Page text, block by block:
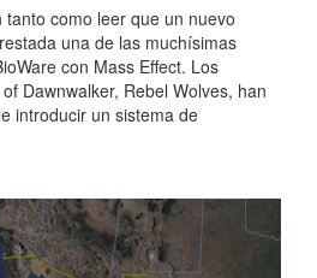
como leer que un nuevo
una de las muchísimas
con Mass Effect. Los
Dawnwalker, Rebel Wolves, han
introducir un sistema de